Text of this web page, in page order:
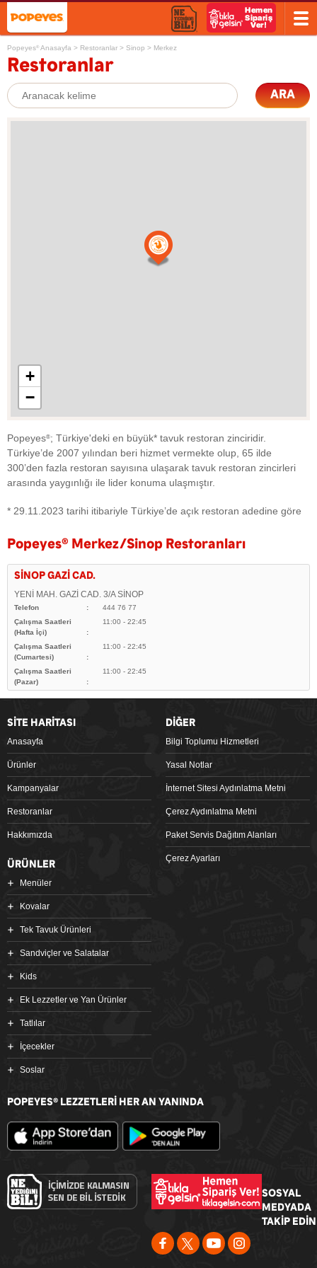
Popeyes® Anasayfa > Restoranlar > Sinop > Merkez
Restoranlar
ARA
+
−
Popeyes®; Türkiye'deki en büyük* tavuk restoran zinciridir.
Türkiye’de 2007 yılından beri hizmet vermekte olup, 65 ilde
300’den fazla restoran sayısına ulaşarak tavuk restoran zincirleri
arasında yaygınlığı ile lider konuma ulaşmıştır.
* 29.11.2023 tarihi itibariyle Türkiye’de açık restoran adedine göre
Popeyes® Merkez/Sinop Restoranları
SİNOP GAZİ CAD.
YENİ MAH. GAZİ CAD. 3/A SİNOP
Telefon
444 76 77
Çalışma Saatleri
(Hafta İçi)
11:00 - 22:45
Çalışma Saatleri
(Cumartesi)
11:00 - 22:45
Çalışma Saatleri
(Pazar)
11:00 - 22:45
SİTE HARİTASI
Anasayfa
Ürünler
Kampanyalar
Restoranlar
Hakkımızda
DİĞER
Bilgi Toplumu Hizmetleri
Yasal Notlar
İnternet Sitesi Aydınlatma Metni
Çerez Aydınlatma Metni
Paket Servis Dağıtım Alanları
Çerez Ayarları
ÜRÜNLER
Menüler
Kovalar
Tek Tavuk Ürünleri
Sandviçler ve Salatalar
Kids
Ek Lezzetler ve Yan Ürünler
Tatlılar
İçecekler
Soslar
POPEYES® LEZZETLERİ HER AN YANINDA
SOSYAL
MEDYADA
TAKİP EDİN